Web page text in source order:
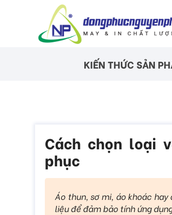
KIẾN THỨC SẢN
Cách chọn loại
phục
Áo thun, sơ mi, áo khoác
liệu để đảm bảo tính ứng